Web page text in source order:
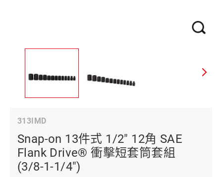
313IMD
Snap-on 13件式 1/2" 12角 SAE
Flank Drive® 衝擊短套筒套組
(3/8-1-1/4")